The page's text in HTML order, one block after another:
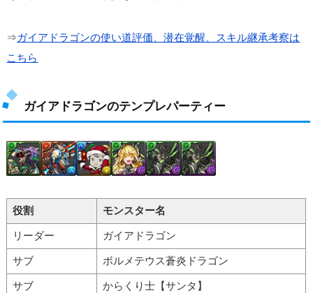
⇒ガイアドラゴンの使い道評価、潜在覚醒、スキル継承考察は
こちら
ガイアドラゴンのテンプレパーティー
役割 モンスター名
リーダー ガイアドラゴン
サブ ボルメテウス蒼炎ドラゴン
サブ からくり士【サンタ】